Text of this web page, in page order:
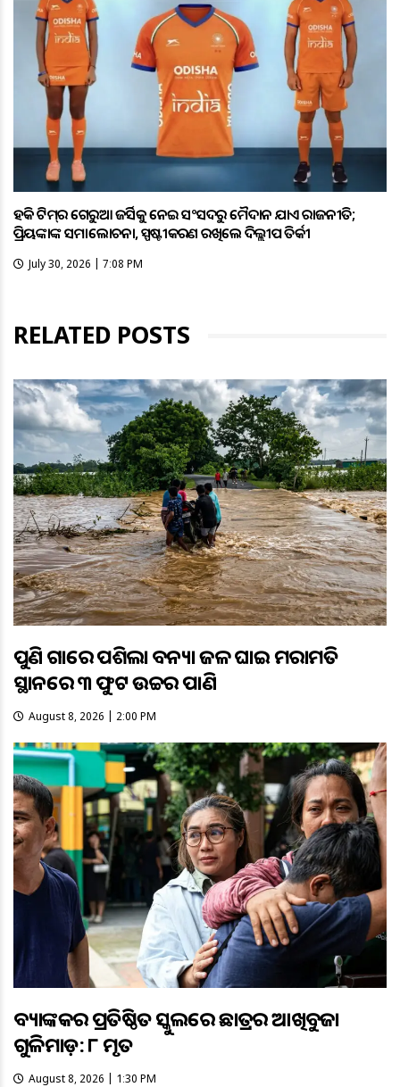
ହକି ଟିମ୍‌ର ଗେରୁଆ ଜର୍ସିକୁ ନେଇ ସଂସଦରୁ ମୈଦାନ ଯାଏଁ ରାଜନୀତି;
ପ୍ରିୟଙ୍କାଙ୍କ ସମାଲୋଚନା, ସ୍ପଷ୍ଟୀକରଣ ରଖିଲେ ଦିଲ୍ଲୀପ ତିର୍କୀ
July 30, 2026 | 7:08 PM
RELATED POSTS
ପୁଣି ଗାଁରେ ପଶିଲା ବନ୍ୟା ଜଳ ଘାଇ ମରାମତି
ସ୍ଥାନରେ ୩ ଫୁଟ ଉଚ୍ଚର ପାଣି
August 8, 2026 | 2:00 PM
ବ୍ୟାଙ୍କକର ପ୍ରତିଷ୍ଠିତ ସ୍କୁଲରେ ଛାତ୍ରର ଆଖିବୁଜା
ଗୁଳିମାଡ଼: ୮ ମୃତ
August 8, 2026 | 1:30 PM